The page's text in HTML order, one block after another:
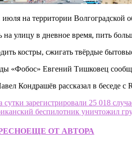
на территории Волгоградской
улицу в дневное время, пить
костры, сжигать твёрдые
«Фобос» Евгений Тишковец
Кондрашёв рассказал в беседе
сутки зарегистрировали 25 018
беспилотник уничтожил
ЕЩЕ ОТ АВТОРА